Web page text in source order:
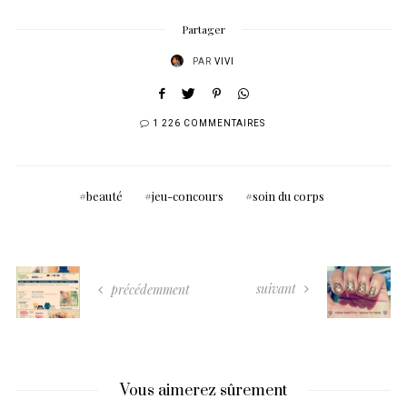
Partager
PAR VIVI
1 226 COMMENTAIRES
beauté jeu-concours soin du corps
précédemment suivant
Vous aimerez sûrement